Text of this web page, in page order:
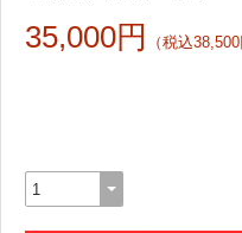
35,000円 （税込38,500